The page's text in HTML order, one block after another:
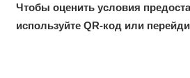
Чтобы оценить условия
используйте QR-код или